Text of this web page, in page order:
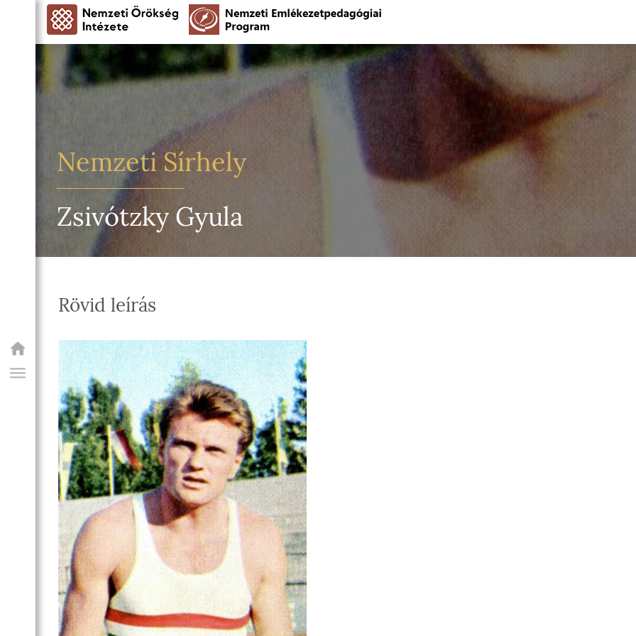
PROGRAM
Nemzeti Sírhely
Zsivótzky Gyula
Rövid leírás